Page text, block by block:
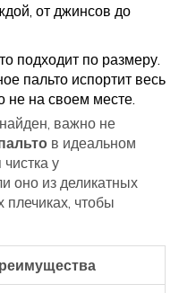
от джинсов до
подходит по размеру.
пальто испортит весь
не на своем месте.
важно не
в идеальном
у
оно из деликатных
плечиках, чтобы